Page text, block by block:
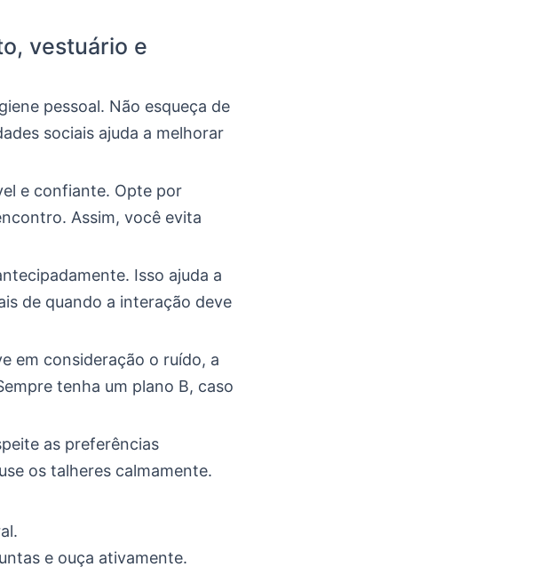
vestuário e
pessoal. Não esqueça de
sociais ajuda a melhorar
e confiante. Opte por
Assim, você evita
Isso ajuda a
de quando a interação deve
em consideração o ruído, a
tenha um plano B, caso
as preferências
os talheres calmamente.
e ouça ativamente.